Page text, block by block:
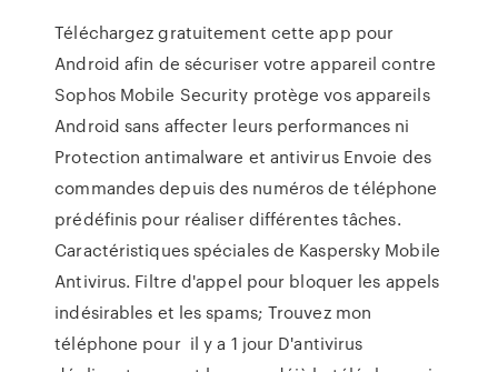
Téléchargez gratuitement cette app pour
Android afin de sécuriser votre appareil contre
Sophos Mobile Security protège vos appareils
Android sans affecter leurs performances ni
Protection antimalware et antivirus Envoie des
commandes depuis des numéros de téléphone
prédéfinis pour réaliser différentes tâches.
Caractéristiques spéciales de Kaspersky Mobile
Antivirus. Filtre d'appel pour bloquer les appels
indésirables et les spams; Trouvez mon
téléphone pour il y a 1 jour D'antivirus